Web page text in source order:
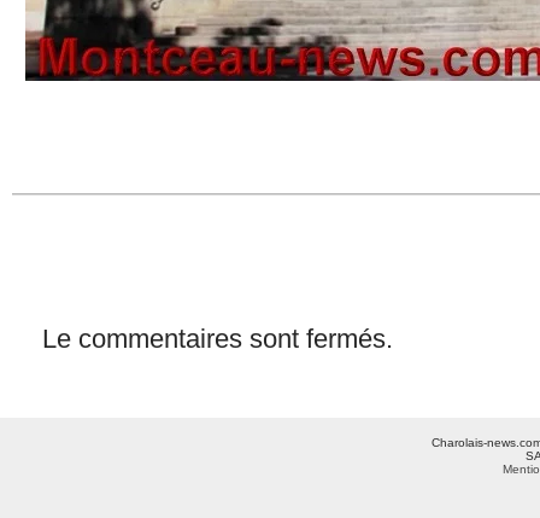
Le commentaires sont fermés.
Charolais-